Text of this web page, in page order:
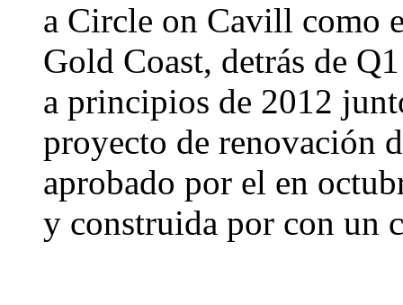
a Circle on Cavill como
Gold Coast, detrás de
a principios de 2012
proyecto de renovación
aprobado por el en
y construida por con un